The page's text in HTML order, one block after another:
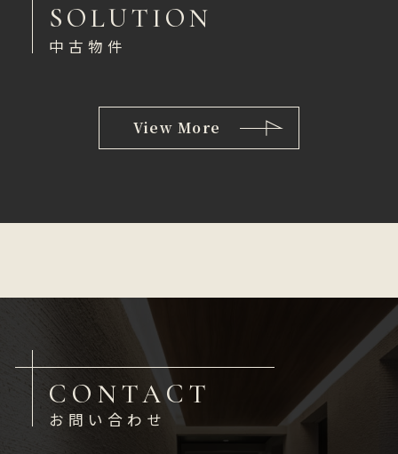
SOLUTION
中古物件
View More
CONTACT
お問い合わせ